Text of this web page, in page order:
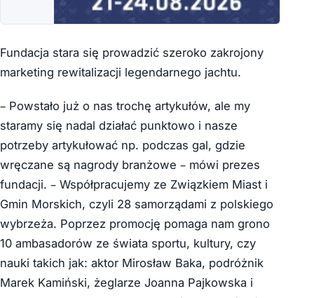
Fundacja stara się prowadzić szeroko zakrojony
marketing rewitalizacji legendarnego jachtu.
– Powstało już o nas trochę artykułów, ale my
staramy się nadal działać punktowo i nasze
potrzeby artykułować np. podczas gal, gdzie
wręczane są nagrody branżowe – mówi prezes
fundacji. – Współpracujemy ze Związkiem Miast i
Gmin Morskich, czyli 28 samorządami z polskiego
wybrzeża. Poprzez promocję pomaga nam grono
10 ambasadorów ze świata sportu, kultury, czy
nauki takich jak: aktor Mirosław Baka, podróżnik
Marek Kamiński, żeglarze Joanna Pajkowska i